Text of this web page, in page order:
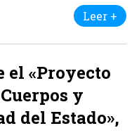
Leer +
el «Proyecto
y
del Estado»,